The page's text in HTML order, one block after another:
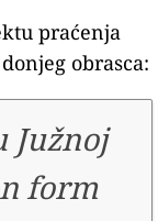
praćenja
obrasca:
Južnoj
form